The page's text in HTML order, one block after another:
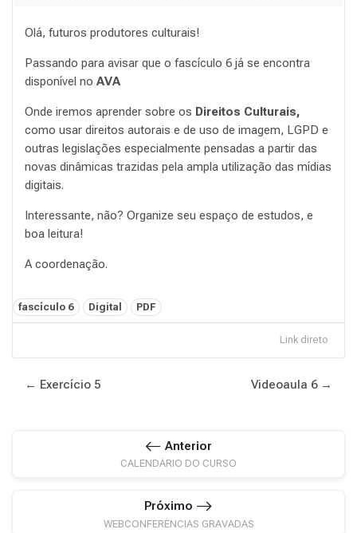
Olá, futuros produtores culturais!
Passando para avisar que o fascículo 6 já se encontra
disponível no AVA
Onde iremos aprender sobre os Direitos Culturais,
como usar direitos autorais e de uso de imagem, LGPD e
outras legislações especialmente pensadas a partir das
novas dinâmicas trazidas pela ampla utilização das mídias
digitais.
Interessante, não? Organize seu espaço de estudos, e
boa leitura!
A coordenação.
Tags:
fascículo 6 Digital PDF
Link direto
← Exercício 5 Videoaula 6 →
Anterior
CALENDÁRIO DO CURSO
Próximo
WEBCONFERÊNCIAS GRAVADAS